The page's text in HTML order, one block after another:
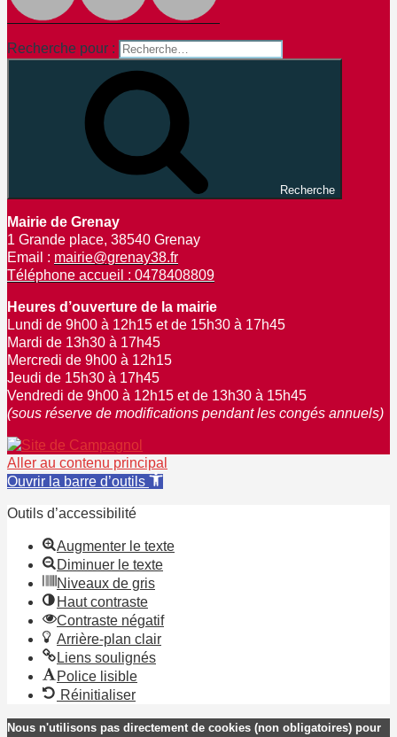
Recherche pour :
Recherche
Mairie de Grenay
1 Grande place, 38540 Grenay
Email : mairie@grenay38.fr
Téléphone accueil : 0478408809
Heures d’ouverture de la mairie
Lundi de 9h00 à 12h15 et de 15h30 à 17h45
Mardi de 13h30 à 17h45
Mercredi de 9h00 à 12h15
Jeudi de 15h30 à 17h45
Vendredi de 9h00 à 12h15 et de 13h30 à 15h45
(sous réserve de modifications pendant les congés annuels)
Aller au contenu principal
Ouvrir la barre d’outils
Outils d’accessibilité
Augmenter le texte
Diminuer le texte
Niveaux de gris
Haut contraste
Contraste négatif
Arrière-plan clair
Liens soulignés
Police lisible
Réinitialiser
Nous n'utilisons pas directement de cookies (non obligatoires) pour